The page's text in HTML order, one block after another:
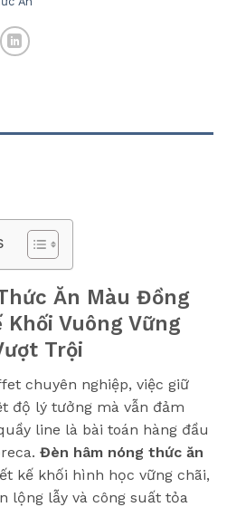
Ăn Màu Đồng
Khối Vuông Vững
Trội
chuyên nghiệp, việc giữ
độ lý tưởng mà vẫn đảm
line là bài toán hàng đầu
Đèn hâm nóng thức ăn
kế khối hình học vững chãi,
lộng lẫy và công suất tỏa